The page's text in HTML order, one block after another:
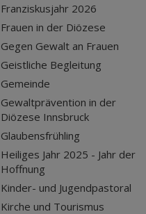
Franziskusjahr 2026
Frauen in der Diözese
Gegen Gewalt an Frauen
Geistliche Begleitung
Gemeinde
Gewaltprävention in der
Diözese Innsbruck
Glaubensfrühling
Heiliges Jahr 2025 - Jahr der
Hoffnung
Kinder- und Jugendpastoral
Kirche und Tourismus